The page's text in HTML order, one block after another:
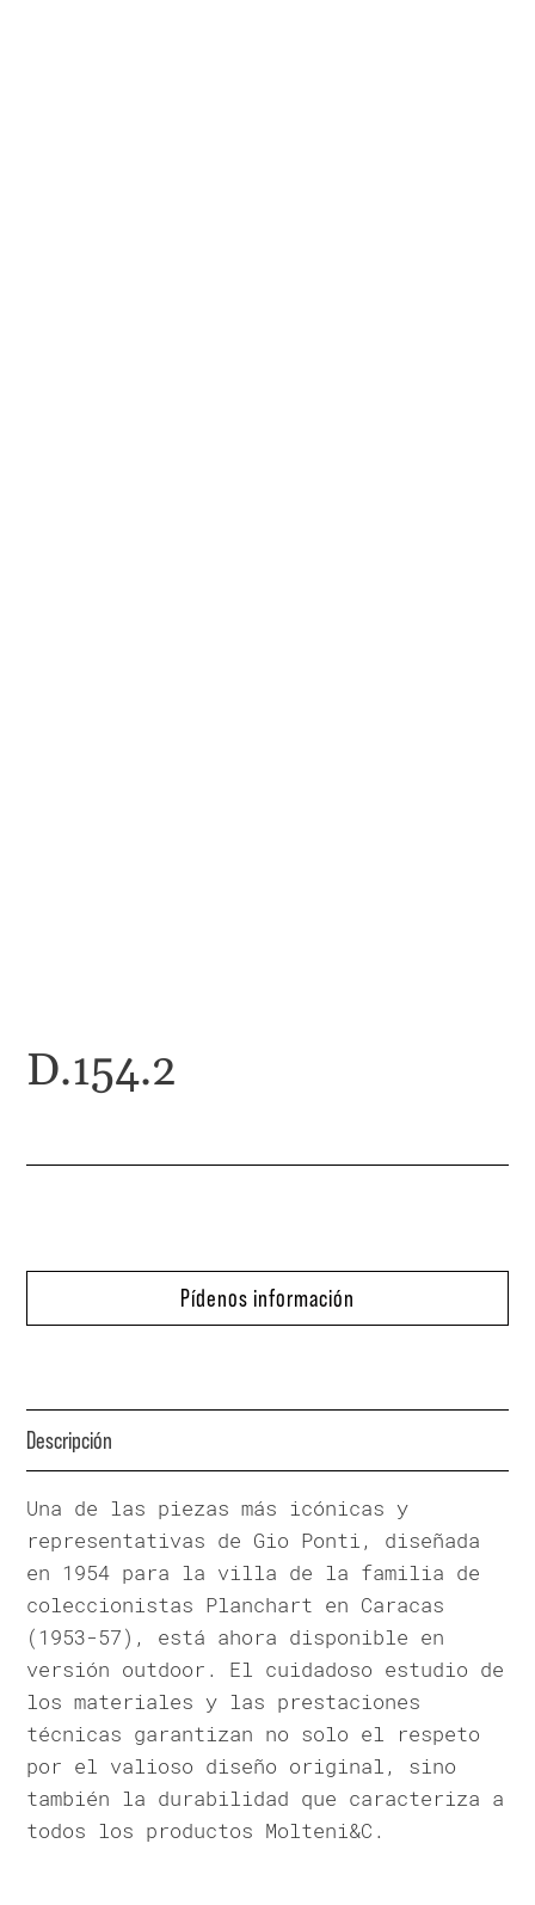
D.154.2
Pídenos información
Descripción
Una de las piezas más icónicas y
representativas de Gio Ponti, diseñada
en 1954 para la villa de la familia de
coleccionistas Planchart en Caracas
(1953-57), está ahora disponible en
versión outdoor. El cuidadoso estudio de
los materiales y las prestaciones
técnicas garantizan no solo el respeto
por el valioso diseño original, sino
también la durabilidad que caracteriza a
todos los productos Molteni&C.